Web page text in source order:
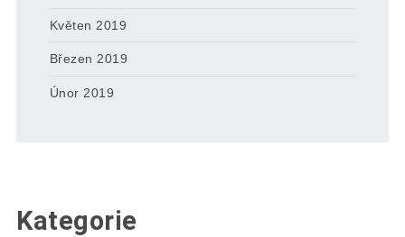
Květen 2019
Březen 2019
Únor 2019
Kategorie